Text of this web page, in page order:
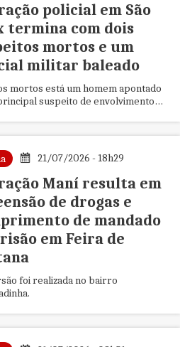
policial em São
termina com dois
mortos e um
militar baleado
mortos está um homem apontado
suspeito de envolvimento
21/07/2026 - 18h29
Maní resulta em
de drogas e
de mandado
em Feira de
foi realizada no bairro